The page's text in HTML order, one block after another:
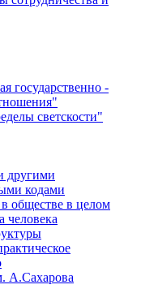
государственно -
светскости"
другими
кодами
обществе в целом
человека
А.Сахарова